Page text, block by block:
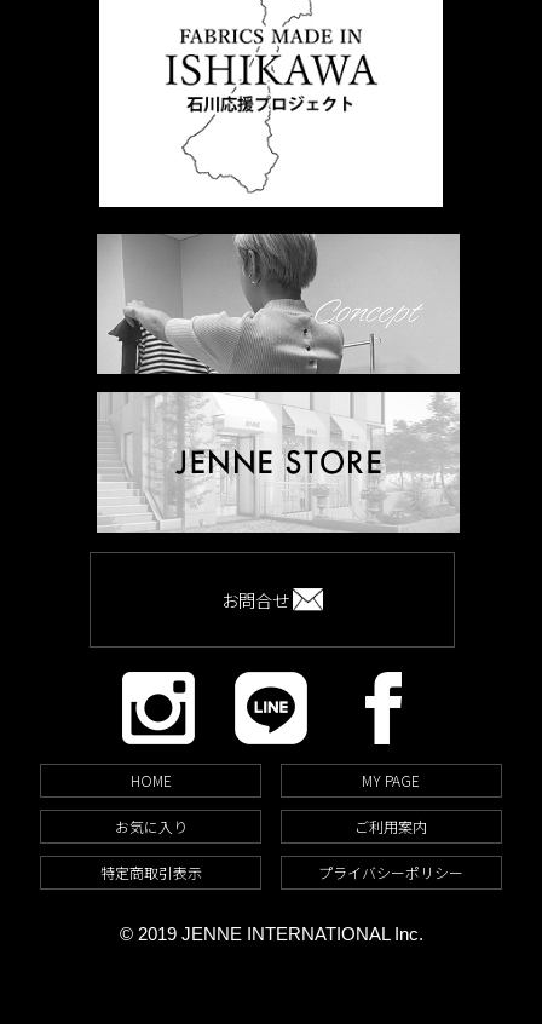
お問合せ
HOME MY PAGE
お気に入り ご利用案内
特定商取引表示 プライバシーポリシー
© 2019 JENNE INTERNATIONAL Inc.